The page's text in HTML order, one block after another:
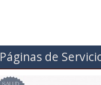
Páginas de